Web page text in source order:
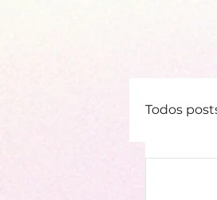
Todos